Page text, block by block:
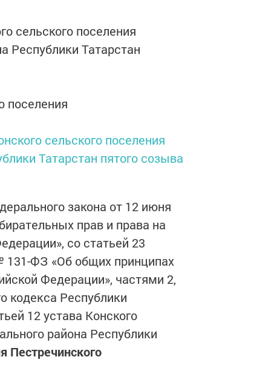
сельского поселения
Республики Татарстан
поселения
сельского поселения
Татарстан пятого созыва
закона от 12 июня
прав и права на
со статьей 23
131-ФЗ «Об общих принципах
Федерации», частями 2,
кодекса Республики
12 устава Конского
района Республики
Пестречинского